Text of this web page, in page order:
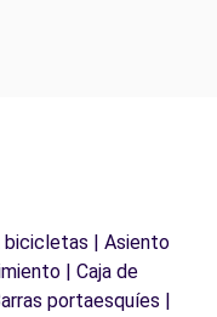
| Asiento
| Caja de
portaesquíes |